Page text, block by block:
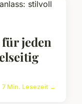
jeden
7 Min. Lesezeit →